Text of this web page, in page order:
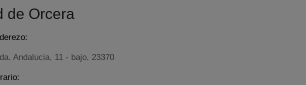
de Orcera
Andalucia, 11 - bajo, 23370